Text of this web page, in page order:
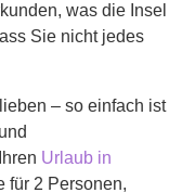
was die Insel
Sie nicht jedes
– so einfach ist
Urlaub in
für 2 Personen,